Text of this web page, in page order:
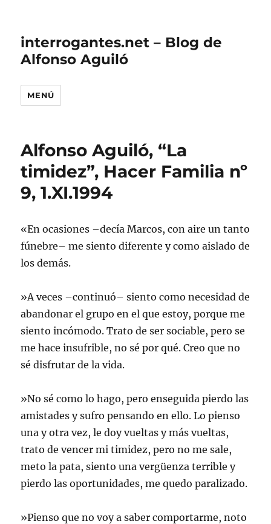
interrogantes.net – Blog de
Alfonso Aguiló
MENÚ
Alfonso Aguiló, “La
timidez”, Hacer Familia nº
9, 1.XI.1994
«En ocasiones –decía Marcos, con aire un tanto
fúnebre– me siento diferente y como aislado de
los demás.
»A veces –continuó– siento como necesidad de
abandonar el grupo en el que estoy, porque me
siento incómodo. Trato de ser sociable, pero se
me hace insufrible, no sé por qué. Creo que no
sé disfrutar de la vida.
»No sé como lo hago, pero enseguida pierdo las
amistades y sufro pensando en ello. Lo pienso
una y otra vez, le doy vueltas y más vueltas,
trato de vencer mi timidez, pero no me sale,
meto la pata, siento una vergüenza terrible y
pierdo las oportunidades, me quedo paralizado.
»Pienso que no voy a saber comportarme, noto